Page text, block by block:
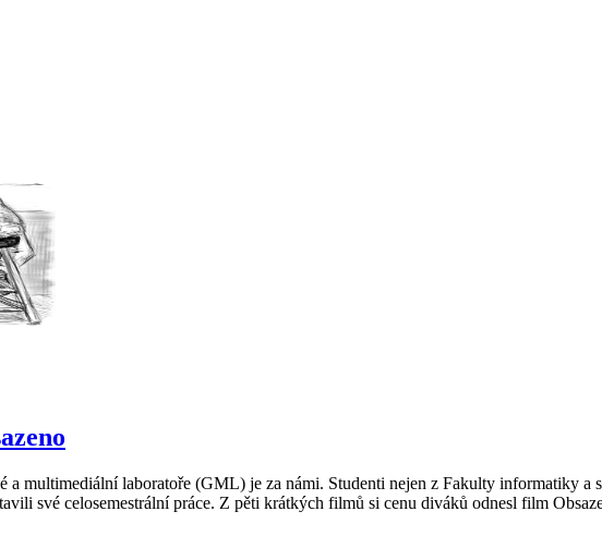
multimediální laboratoře (GML) je za námi. Studenti nejen z Fakulty informatiky
své celosemestrální práce. Z pěti krátkých filmů si cenu diváků odnesl film